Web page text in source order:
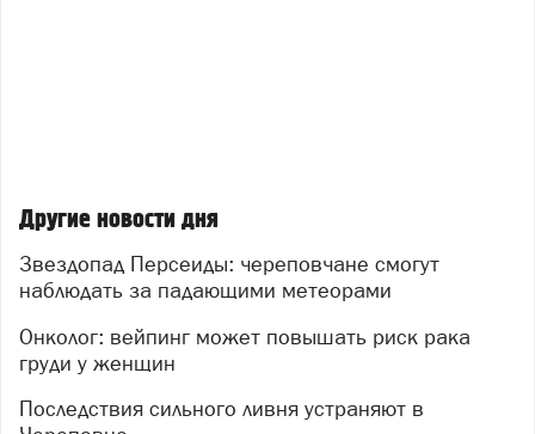
Другие новости дня
Звездопад Персеиды: череповчане смогут
наблюдать за падающими метеорами
Онколог: вейпинг может повышать риск рака
груди у женщин
Последствия сильного ливня устраняют в